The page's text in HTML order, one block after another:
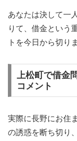
あなたは決して一
りて、借金という
トを今日から切り
上松町で借金
コメント
実際に長野にお住
の誘惑を断ち切り